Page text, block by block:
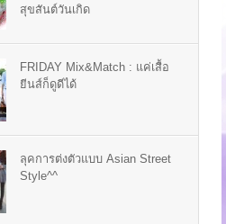
สุขสันต์วันเกิด
FRIDAY Mix&Match : แค่เสื้อ
ยีนส์ก็ดูดีได้
ลุคการต่งตัวแบบ Asian Street
Style^^